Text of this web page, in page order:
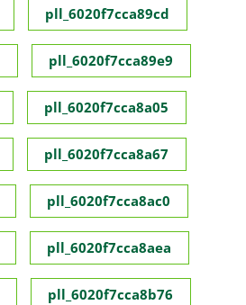
pll_6020f7cca89cd
pll_6020f7cca89e9
pll_6020f7cca8a05
pll_6020f7cca8a67
pll_6020f7cca8ac0
pll_6020f7cca8aea
pll_6020f7cca8b76